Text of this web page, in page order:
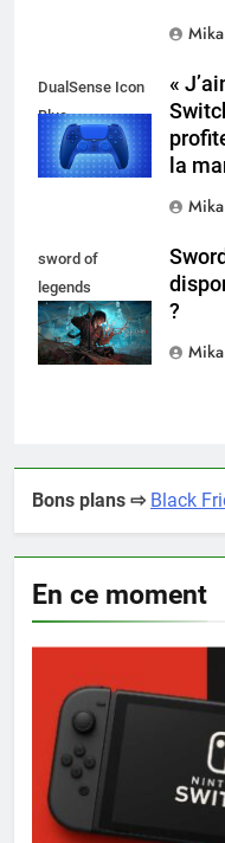
DualSense Icon
Blue
«
la
sword of
legends
nintendo switch
?
Bons plans ⇨ Black
En ce moment